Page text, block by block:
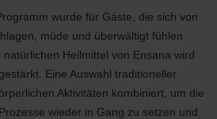
wurde für Gäste, die sich von
müde und überwältigt fühlen
Heilmittel von Ensana wird
Eine Auswahl traditioneller
Aktivitäten kombiniert, um die
wieder in Gang zu setzen und